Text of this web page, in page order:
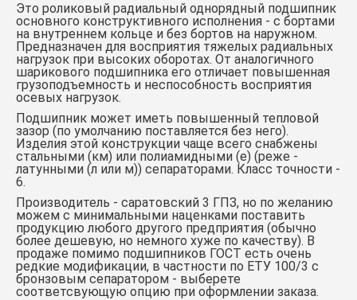
Это роликовый радиальный однорядный подшипник
основного конструктивного исполнения - с бортами
на внутреннем кольце и без бортов на наружном.
Предназначен для восприятия тяжелых радиальных
нагрузок при высоких оборотах. От аналогичного
шарикового подшипника его отличает повышенная
грузоподъемность и неспособность восприятия
осевых нагрузок.
Подшипник может иметь повышенный тепловой
зазор (по умолчанию поставляется без него).
Изделия этой конструкции чаще всего снабжены
стальными (км) или полиамидными (е) (реже -
латунными (л или м)) сепараторами. Класс точности -
6.
Производитель - саратовский 3 ГПЗ, но по желанию
можем с минимальными наценками поставить
продукцию любого другого предприятия (обычно
более дешевую, но немного хуже по качеству). В
продаже помимо подшипников ГОСТ есть очень
редкие модификации, в частности по ЕТУ 100/3 с
бронзовым сепаратором - выберете
соответсвующую опцию при оформлении заказа.